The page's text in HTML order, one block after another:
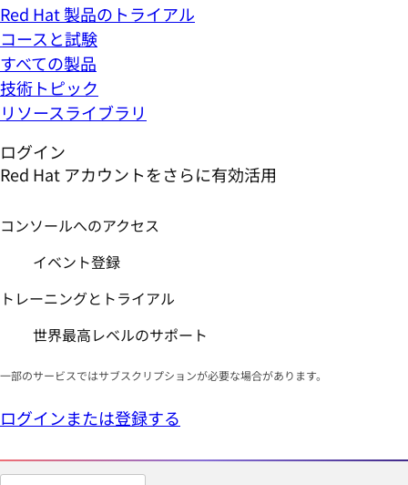
Red Hat 製品のトライアル
コースと試験
すべての製品
技術トピック
リソースライブラリ
ログイン
Red Hat アカウントをさらに有効活用
コンソールへのアクセス
イベント登録
トレーニングとトライアル
世界最高レベルのサポート
一部のサービスではサブスクリプションが必要な場合があります。
ログインまたは登録する